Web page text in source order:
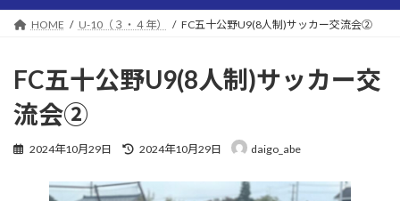
HOME U-10（３・４年） FC五十公野U9(8人制)サッカー交流会②
FC五十公野U9(8人制)サッカー交
流会②
2024年10月29日
最
新
2024年10月29日 daigo_abe